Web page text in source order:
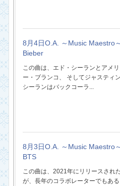
8月4日O.A. ～Music Maestro
Bieber
この曲は、エド・シーランとアメ
ー・ブランコ、 そしてジャスティ
シーランはバックコーラ...
8月3日O.A. ～Music Maestro
BTS
この曲は、2021年にリリースされ
が、長年のコラボレーターでもあ